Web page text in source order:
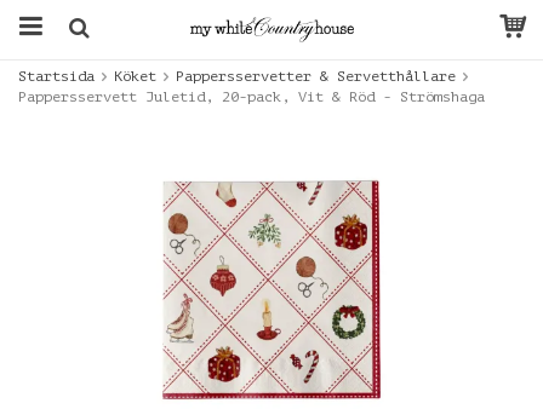
Startsida Köket
Pappersservetter & Servetthållare
Pappersservett Juletid, 20-pack, Vit & Röd - Strömshaga